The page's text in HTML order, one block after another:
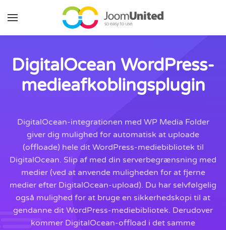
Gå til hovedindhold
DigitalOcean WordPress-
medieafkoblingsplugin
DigitalOcean-integrationen med WP Media Folder
giver dig mulighed for automatisk at uploade
(offloade) hele dit WordPress-mediebibliotek til
DigitalOcean. Slip af med din serverbegrænsning med
medier (ved at anvende muligheden for at fjerne
medier efter DigitalOcean-upload). Du har selvfølgelig
også mulighed for at bruge en sikkerhedskopi til at
gendanne dit WordPress-mediebibliotek. Derudover
kommer DigitalOcean-offload i det samme